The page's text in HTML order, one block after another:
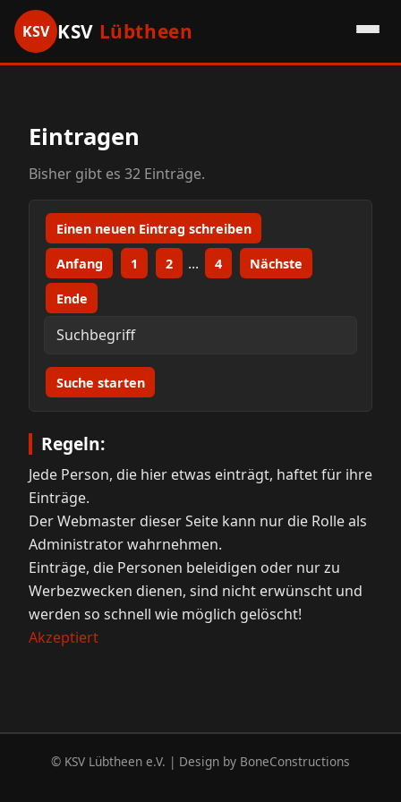
KSV KSV Lübtheen
Eintragen
Bisher gibt es 32 Einträge.
Einen neuen Eintrag schreiben
Anfang 1 2 ... 4 Nächste
Ende
Suche starten
Regeln:
Jede Person, die hier etwas einträgt, haftet für ihre
Einträge.
Der Webmaster dieser Seite kann nur die Rolle als
Administrator wahrnehmen.
Einträge, die Personen beleidigen oder nur zu
Werbezwecken dienen, sind nicht erwünscht und
werden so schnell wie möglich gelöscht!
Akzeptiert
© KSV Lübtheen e.V. | Design by BoneConstructions